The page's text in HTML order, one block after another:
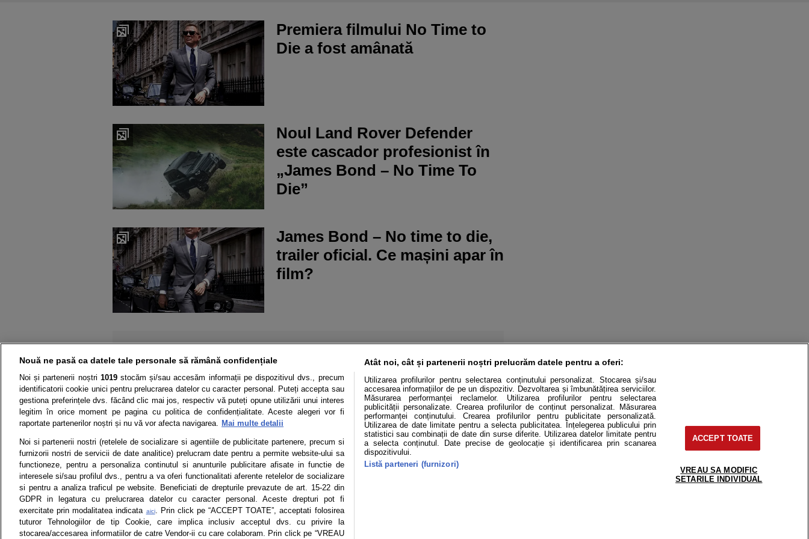
Premiera filmului No Time to
Die a fost amânată
Noul Land Rover Defender
este cascador profesionist în
„James Bond – No Time To
Die”
James Bond – No time to die,
trailer oficial. Ce mașini apar în
film?
Știri Test drive Mașini electrice Utile Video Podcast cu Prioritate Cât costă?
Termeni si conditii Politica de confidentialitate Politica de cookies Modifică Setările
Toate drepturile rezervate | Citarea se poate face în limita a 250 de semne. Nicio instituţie sau persoană (site-uri, instituţii mass-media, firme de
monitorizare) nu poate reproduce integral scrierile publicistice purtătoare de Drepturi de Autor fără acordul nostru.
Nouă ne pasă ca datele tale personale să rămână confidențiale
Noi și partenerii noștri 1019stocăm și/sau accesăm informații pe dispozitivul dvs., precum
identificatorii cookie unici pentru prelucrarea datelor cu caracter personal. Puteți accepta sau
gestiona preferințele dvs. făcând clic mai jos, respectiv vă puteți opune utilizării unui interes
legitim în orice moment pe pagina cu politica de confidențialitate. Aceste alegeri vor fi
raportate partenerilor noștri și nu vă vor afecta navigarea. Mai multe detalii
Noi si partenerii nostri (retelele de socializare si agentiile de publicitate partenere, precum si
furnizorii nostri de servicii de date analitice) prelucram date pentru a permite website-ului sa
functioneze, pentru a personaliza continutul si anunturile publicitare afisate in functie de
interesele si/sau profilul dvs., pentru a va oferi functionalitati aferente retelelor de socializare
si pentru a analiza traficul pe website. Beneficiati de drepturile prevazute de art. 15-22 din
GDPR in legatura cu prelucrarea datelor cu caracter personal. Aceste drepturi pot fi
exercitate prin modalitatea indicata aici. Prin click pe “ACCEPT TOATE”, acceptati folosirea
tuturor Tehnologiilor de tip Cookie, care implica inclusiv acceptul dvs. cu privire la
stocarea/accesarea informatiilor de catre Vendor-ii cu care colaboram. Prin click pe “VREAU
Atât noi, cât și partenerii noștri prelucrăm datele pentru a oferi:
Utilizarea profilurilor pentru selectarea conținutului personalizat. Stocarea și/sau
accesarea informațiilor de pe un dispozitiv. Dezvoltarea și îmbunătățirea serviciilor.
Măsurarea performanței reclamelor. Utilizarea profilurilor pentru selectarea
publicității personalizate. Crearea profilurilor de conținut personalizat. Măsurarea
performanței conținutului. Crearea profilurilor pentru publicitate personalizată.
Utilizarea de date limitate pentru a selecta publicitatea. Înțelegerea publicului prin
statistici sau combinații de date din surse diferite. Utilizarea datelor limitate pentru
a selecta conținutul. Date precise de geolocație și identificarea prin scanarea
dispozitivului.
Listă parteneri (furnizori)
ACCEPT TOATE
VREAU SA MODIFIC
SETARILE INDIVIDUAL